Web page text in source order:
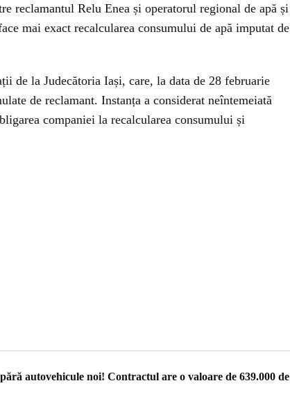
reclamantul Relu Enea și operatorul regional de apă și
mai exact recalcularea consumului de apă imputat de
de la Judecătoria Iași, care, la data de 28 februarie
de reclamant. Instanța a considerat neîntemeiată
companiei la recalcularea consumului și
autovehicule noi! Contractul are o valoare de 639.000 de